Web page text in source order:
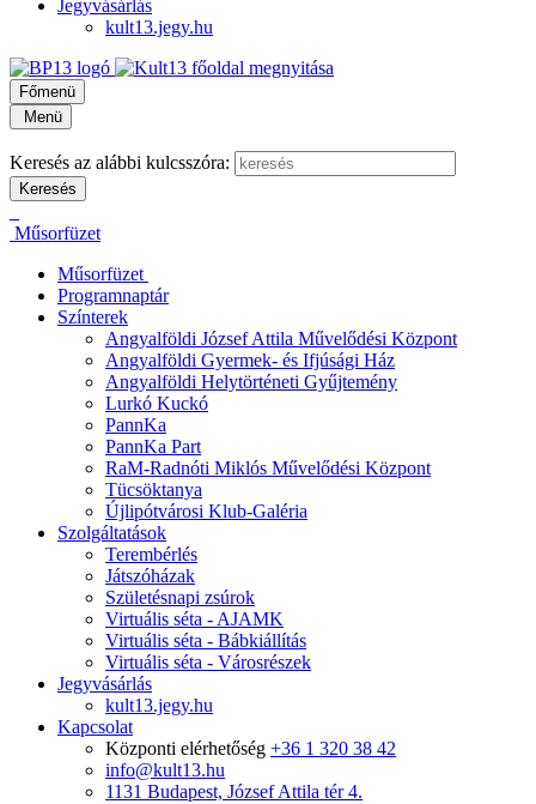
Jegyvásárlás
kult13.jegy.hu
Főmenü
Menü
Keresés az alábbi kulcsszóra:
Műsorfüzet
Műsorfüzet
Programnaptár
Színterek
Angyalföldi József Attila Művelődési Központ
Angyalföldi Gyermek- és Ifjúsági Ház
Angyalföldi Helytörténeti Gyűjtemény
Lurkó Kuckó
PannKa
PannKa Part
RaM-Radnóti Miklós Művelődési Központ
Tücsöktanya
Újlipótvárosi Klub-Galéria
Szolgáltatások
Terembérlés
Játszóházak
Születésnapi zsúrok
Virtuális séta - AJAMK
Virtuális séta - Bábkiállítás
Virtuális séta - Városrészek
Jegyvásárlás
kult13.jegy.hu
Kapcsolat
Központi elérhetőség +36 1 320 38 42
info@kult13.hu
1131 Budapest, József Attila tér 4.